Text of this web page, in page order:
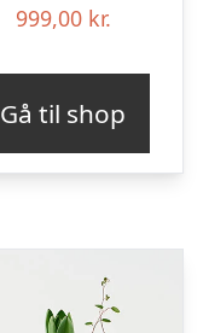
999,00 kr.
Gå til shop